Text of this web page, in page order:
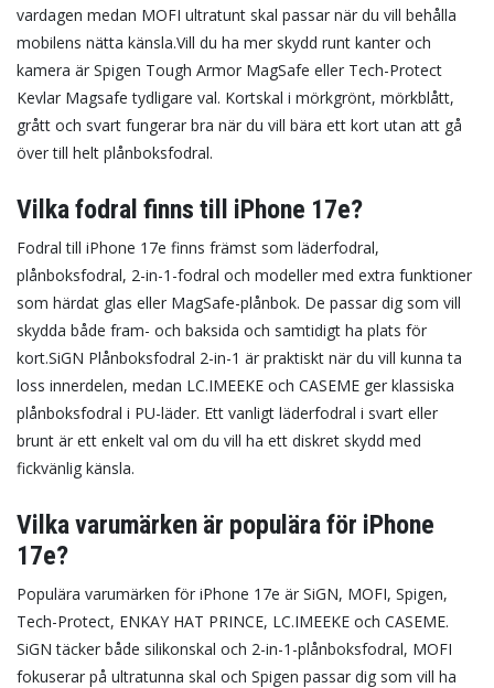
vardagen medan MOFI ultratunt skal passar när du vill behålla
mobilens nätta känsla.Vill du ha mer skydd runt kanter och
kamera är Spigen Tough Armor MagSafe eller Tech-Protect
Kevlar Magsafe tydligare val. Kortskal i mörkgrönt, mörkblått,
grått och svart fungerar bra när du vill bära ett kort utan att gå
över till helt plånboksfodral.
Vilka fodral finns till iPhone 17e?
Fodral till iPhone 17e finns främst som läderfodral,
plånboksfodral, 2-in-1-fodral och modeller med extra funktioner
som härdat glas eller MagSafe-plånbok. De passar dig som vill
skydda både fram- och baksida och samtidigt ha plats för
kort.SiGN Plånboksfodral 2-in-1 är praktiskt när du vill kunna ta
loss innerdelen, medan LC.IMEEKE och CASEME ger klassiska
plånboksfodral i PU-läder. Ett vanligt läderfodral i svart eller
brunt är ett enkelt val om du vill ha ett diskret skydd med
fickvänlig känsla.
Vilka varumärken är populära för iPhone
17e?
Populära varumärken för iPhone 17e är SiGN, MOFI, Spigen,
Tech-Protect, ENKAY HAT PRINCE, LC.IMEEKE och CASEME.
SiGN täcker både silikonskal och 2-in-1-plånboksfodral, MOFI
fokuserar på ultratunna skal och Spigen passar dig som vill ha